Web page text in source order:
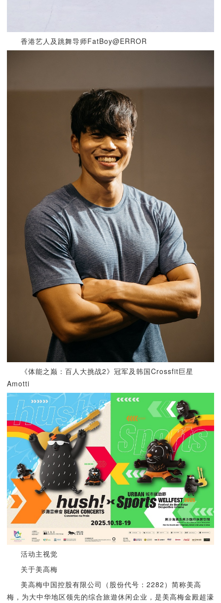
香港艺人及跳舞导师FatBoy@ERROR
《体能之巅：百人大挑战2》冠军及韩国Crossfit巨星
Amotti
活动主视觉
关于美高梅
美高梅中国控股有限公司（股份代号：2282）简称美高
梅，为大中华地区领先的综合旅遊休闲企业，是美高梅金殿超濠